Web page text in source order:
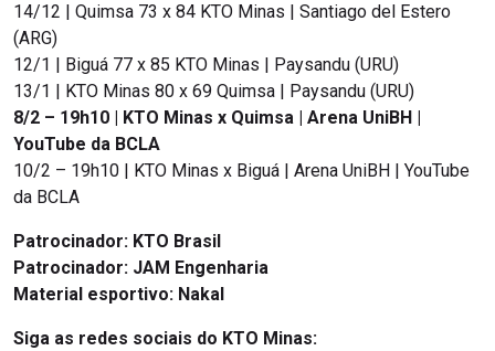
14/12 | Quimsa 73 x 84 KTO Minas | Santiago del Estero
(ARG)
12/1 | Biguá 77 x 85 KTO Minas | Paysandu (URU)
13/1 | KTO Minas 80 x 69 Quimsa | Paysandu (URU)
8/2 – 19h10 | KTO Minas x Quimsa | Arena UniBH |
YouTube da BCLA
10/2 – 19h10 | KTO Minas x Biguá | Arena UniBH | YouTube
da BCLA
Patrocinador: KTO Brasil
Patrocinador: JAM Engenharia
Material esportivo: Nakal
Siga as redes sociais do KTO Minas: